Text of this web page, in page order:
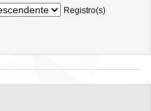
Registro(s)